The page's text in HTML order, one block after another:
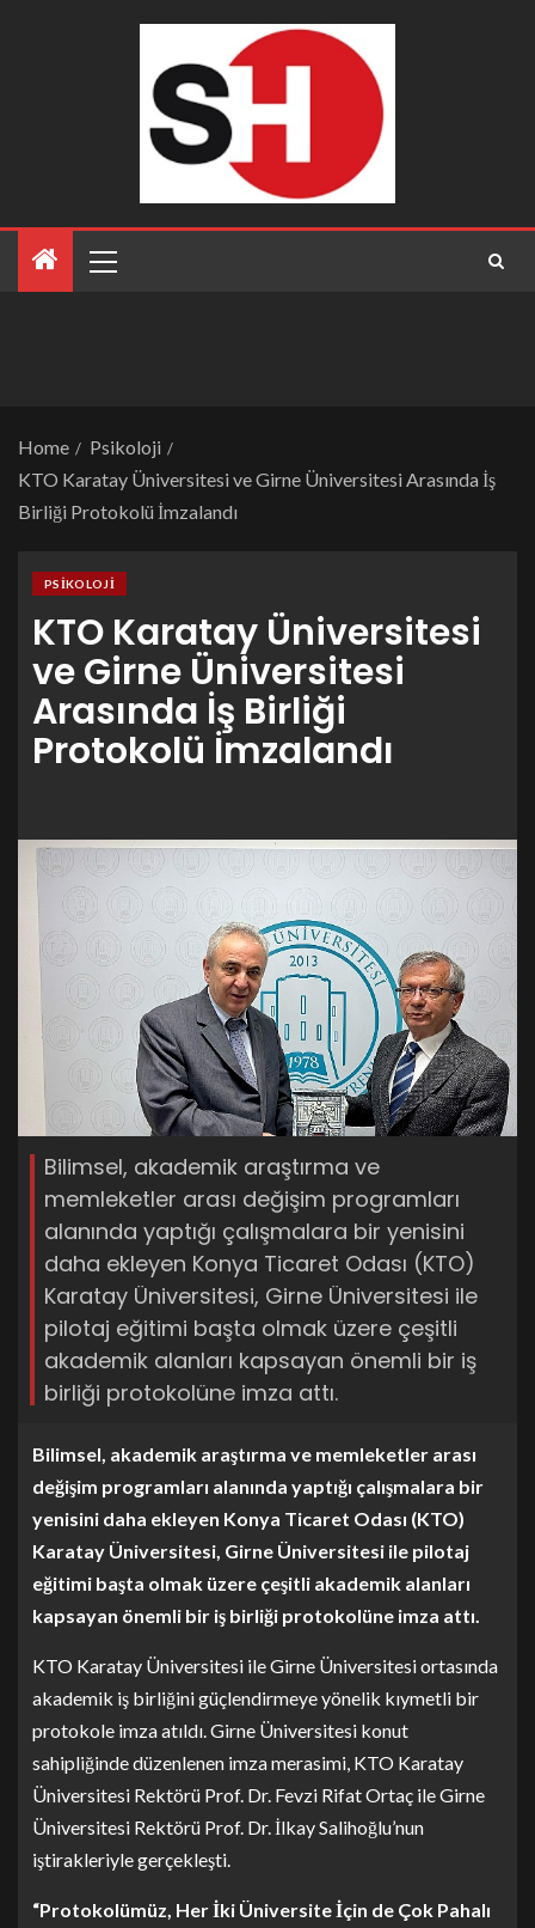
Home
Psikoloji
KTO Karatay Üniversitesi ve Girne Üniversitesi Arasında İş
Birliği Protokolü İmzalandı
PSIKOLOJI
KTO Karatay Üniversitesi
ve Girne Üniversitesi
Arasında İş Birliği
Protokolü İmzalandı
Bilimsel, akademik araştırma ve
memleketler arası değişim programları
alanında yaptığı çalışmalara bir yenisini
daha ekleyen Konya Ticaret Odası (KTO)
Karatay Üniversitesi, Girne Üniversitesi ile
pilotaj eğitimi başta olmak üzere çeşitli
akademik alanları kapsayan önemli bir iş
birliği protokolüne imza attı.
Bilimsel, akademik araştırma ve memleketler arası
değişim programları alanında yaptığı çalışmalara bir
yenisini daha ekleyen Konya Ticaret Odası (KTO)
Karatay Üniversitesi, Girne Üniversitesi ile pilotaj
eğitimi başta olmak üzere çeşitli akademik alanları
kapsayan önemli bir iş birliği protokolüne imza attı.
KTO Karatay Üniversitesi ile Girne Üniversitesi ortasında
akademik iş birliğini güçlendirmeye yönelik kıymetli bir
protokole imza atıldı. Girne Üniversitesi konut
sahipliğinde düzenlenen imza merasimi, KTO Karatay
Üniversitesi Rektörü Prof. Dr. Fevzi Rifat Ortaç ile Girne
Üniversitesi Rektörü Prof. Dr. İlkay Salihoğlu’nun
iştirakleriyle gerçekleşti.
“Protokolümüz, Her İki Üniversite İçin de Çok Pahalı